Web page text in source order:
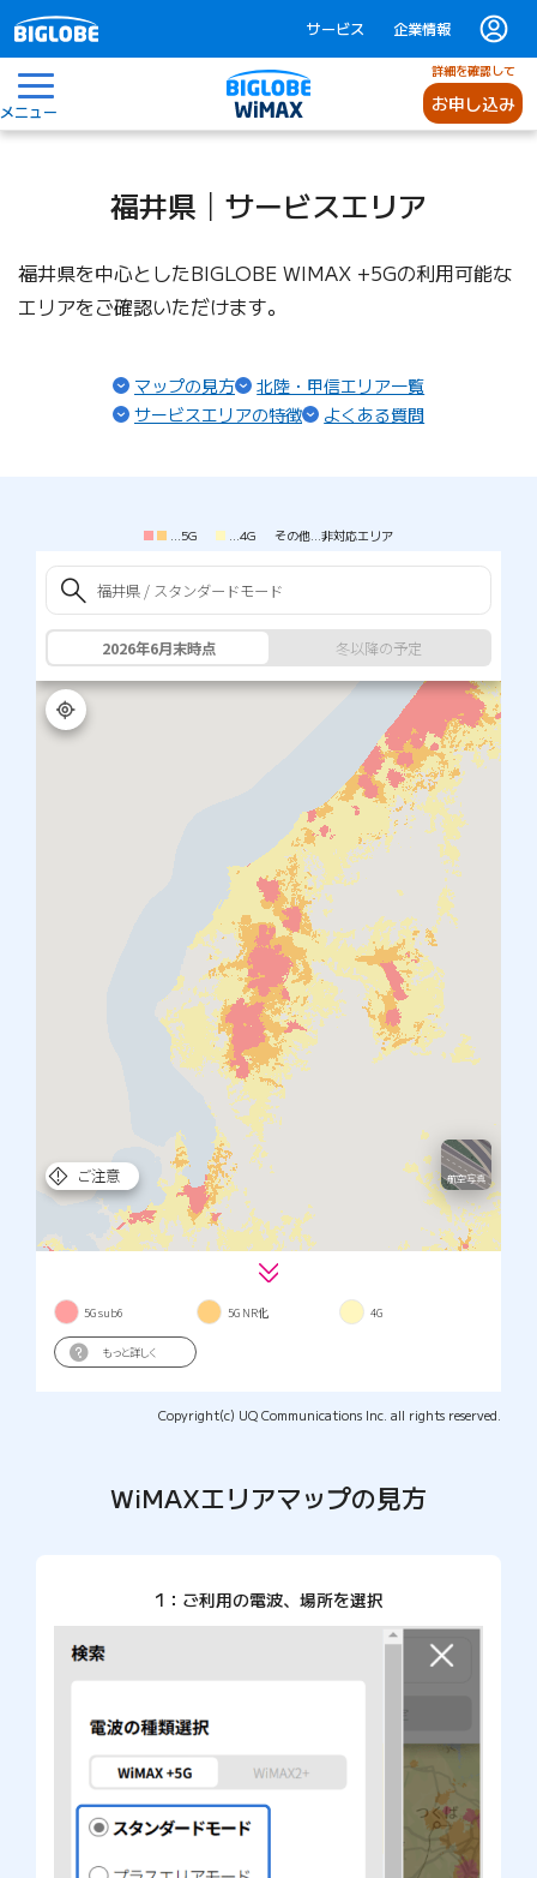
サービス 企業情報
メニュー
詳細を確認して
お申し込み
福井県│サービスエリア
福井県を中心としたBIGLOBE WIMAX +5Gの利用可能な
エリアをご確認いただけます。
マップの見方
北陸・甲信エリア一覧
サービスエリアの特徴
よくある質問
5G 4G その他 非対応エリア
Copyright(c) UQ Communications Inc. all rights reserved.
WiMAXエリアマップの見方
1：ご利用の電波、場所を選択